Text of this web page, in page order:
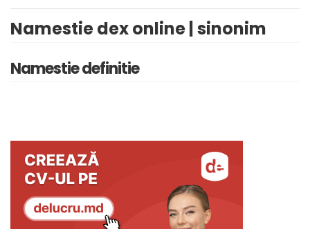
Namestie dex online | sinonim
Namestie definitie